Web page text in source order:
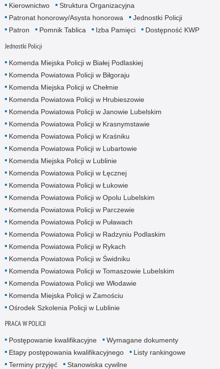
Kierownictwo
Struktura Organizacyjna
Patronat honorowy/Asysta honorowa
Jednostki Policji
Patron
Pomnik Tablica Izba Pamięci Dostępność KWP
Jednostki Policji
Komenda Miejska Policji w Białej Podlaskiej
Komenda Powiatowa Policji w Biłgoraju
Komenda Miejska Policji w Chełmie
Komenda Powiatowa Policji w Hrubieszowie
Komenda Powiatowa Policji w Janowie Lubelskim
Komenda Powiatowa Policji w Krasnymstawie
Komenda Powiatowa Policji w Kraśniku
Komenda Powiatowa Policji w Lubartowie
Komenda Miejska Policji w Lublinie
Komenda Powiatowa Policji w Łęcznej
Komenda Powiatowa Policji w Łukowie
Komenda Powiatowa Policji w Opolu Lubelskim
Komenda Powiatowa Policji w Parczewie
Komenda Powiatowa Policji w Puławach
Komenda Powiatowa Policji w Radzyniu Podlaskim
Komenda Powiatowa Policji w Rykach
Komenda Powiatowa Policji w Świdniku
Komenda Powiatowa Policji w Tomaszowie Lubelskim
Komenda Powiatowa Policji we Włodawie
Komenda Miejska Policji w Zamościu
Ośrodek Szkolenia Policji w Lublinie
PRACA W POLICJI
Postępowanie kwalifikacyjne
Wymagane dokumenty
Etapy postępowania kwalifikacyjnego
Listy rankingowe
Terminy przyjęć
Stanowiska cywilne